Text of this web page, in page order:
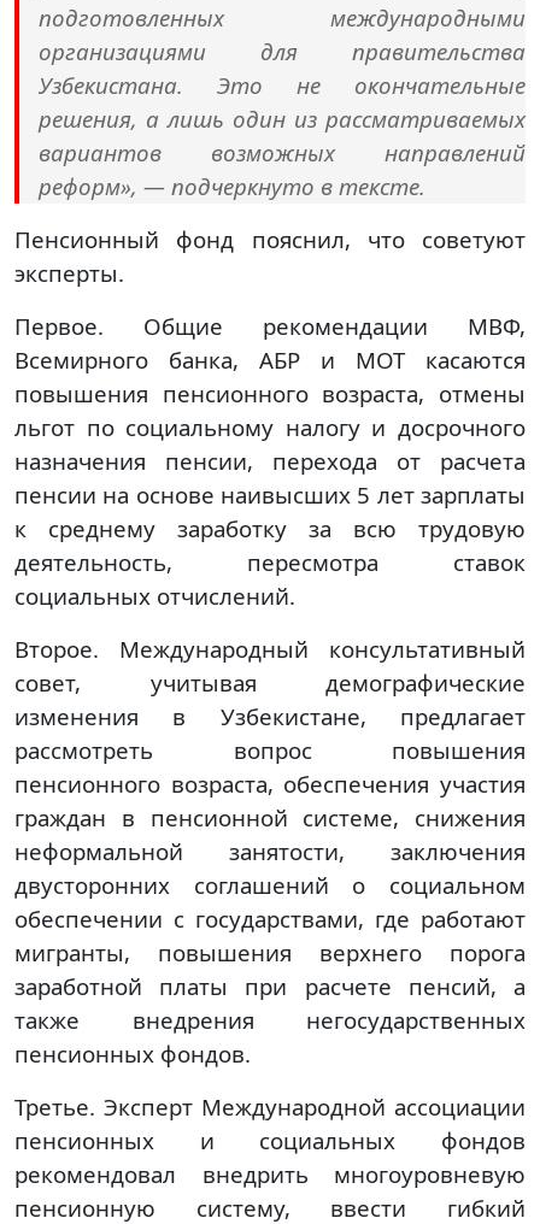
подготовленных международными
организациями для правительства
Узбекистана. Это не окончательные
решения, а лишь один из рассматриваемых
вариантов возможных направлений
реформ», — подчеркнуто в тексте.
Пенсионный фонд пояснил, что советуют
эксперты.
Первое. Общие рекомендации МВФ,
Всемирного банка, АБР и МОТ касаются
повышения пенсионного возраста, отмены
льгот по социальному налогу и досрочного
назначения пенсии, перехода от расчета
пенсии на основе наивысших 5 лет зарплаты
к среднему заработку за всю трудовую
деятельность, пересмотра ставок
социальных отчислений.
Второе. Международный консультативный
совет, учитывая демографические
изменения в Узбекистане, предлагает
рассмотреть вопрос повышения
пенсионного возраста, обеспечения участия
граждан в пенсионной системе, снижения
неформальной занятости, заключения
двусторонних соглашений о социальном
обеспечении с государствами, где работают
мигранты, повышения верхнего порога
заработной платы при расчете пенсий, а
также внедрения негосударственных
пенсионных фондов.
Третье. Эксперт Международной ассоциации
пенсионных и социальных фондов
рекомендовал внедрить многоуровневую
пенсионную систему, ввести гибкий